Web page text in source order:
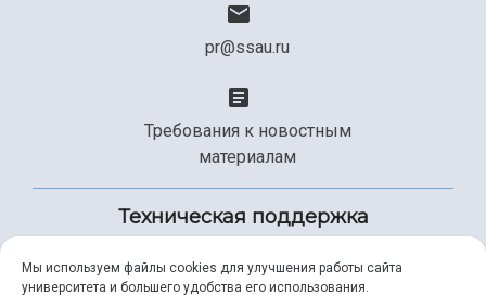
pr@ssau.ru
Требования к новостным
материалам
Техническая поддержка
Мы используем файлы cookies для улучшения работы сайта
университета и большего удобства его использования.